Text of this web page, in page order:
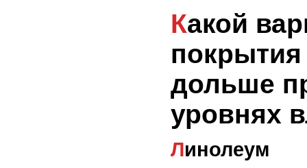
Какой вариант
дольше
уровнях
Линолеум